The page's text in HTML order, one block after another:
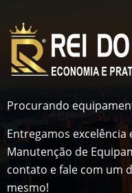
Procurando
Entregamos excelência
Manutenção de
contato e fale com um
mesmo!